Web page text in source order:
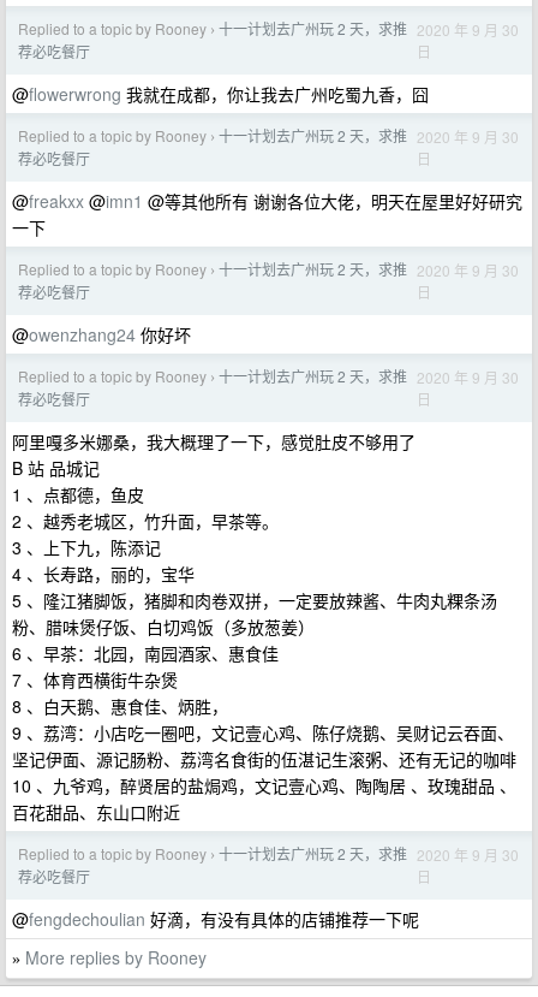
Replied to a topic by Rooney › 十一计划去广州玩 2 天，求推
荐必吃餐厅
2020 年 9 月 30
日
@flowerwrong 我就在成都，你让我去广州吃蜀九香，囧
Replied to a topic by Rooney › 十一计划去广州玩 2 天，求推
荐必吃餐厅
2020 年 9 月 30
日
@freakxx @imn1 @等其他所有 谢谢各位大佬，明天在屋里好好研究
一下
Replied to a topic by Rooney › 十一计划去广州玩 2 天，求推
荐必吃餐厅
2020 年 9 月 30
日
@owenzhang24 你好坏
Replied to a topic by Rooney › 十一计划去广州玩 2 天，求推
荐必吃餐厅
2020 年 9 月 30
日
阿里嘎多米娜桑，我大概理了一下，感觉肚皮不够用了
B 站 品城记
1 、点都德，鱼皮
2 、越秀老城区，竹升面，早茶等。
3 、上下九，陈添记
4 、长寿路，丽的，宝华
5 、隆江猪脚饭，猪脚和肉卷双拼，一定要放辣酱、牛肉丸粿条汤
粉、腊味煲仔饭、白切鸡饭（多放葱姜）
6 、早茶：北园，南园酒家、惠食佳
7 、体育西横街牛杂煲
8 、白天鹅、惠食佳、炳胜，
9 、荔湾：小店吃一圈吧，文记壹心鸡、陈仔烧鹅、吴财记云吞面、
坚记伊面、源记肠粉、荔湾名食街的伍湛记生滚粥、还有无记的咖啡
10 、九爷鸡，醉贤居的盐焗鸡，文记壹心鸡、陶陶居 、玫瑰甜品 、
百花甜品、东山口附近
Replied to a topic by Rooney › 十一计划去广州玩 2 天，求推
荐必吃餐厅
2020 年 9 月 30
日
@fengdechoulian 好滴，有没有具体的店铺推荐一下呢
» More replies by Rooney